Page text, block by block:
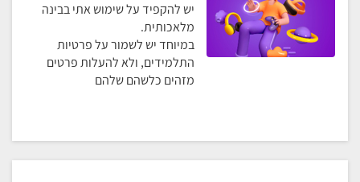
יש להקפיד על שימוש אתי בבינה
מלאכותית.
במיוחד יש לשמור על פרטיות
התלמידים, ולא להעלות פרטים
מזהים כלשהם שלהם